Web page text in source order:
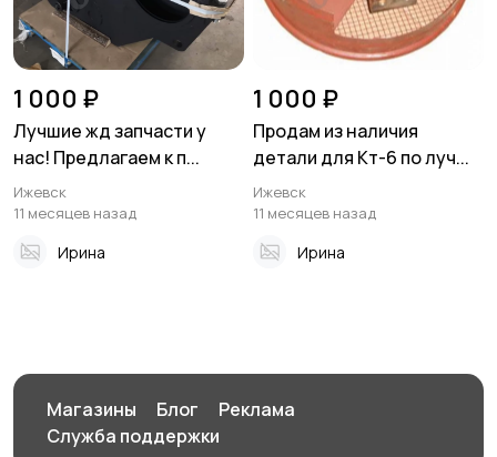
1 000 ₽
Лучшие жд запчасти у
нас! Предлагаем к п...
Ижевск
11 месяцев назад
Ирина
1 000 ₽
Продам из наличия
детали для Кт-6 по луч...
Ижевск
11 месяцев назад
Ирина
Магазины Блог
Реклама
Служба поддержки